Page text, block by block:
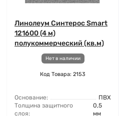
Линолеум Синтерос Smart
121600 (4 м)
полукоммерческий (кв.м)
Нет в наличии
Код Товара: 2153
Основание:
ПВХ
Толщина защитного
слоя:
0,5
мм